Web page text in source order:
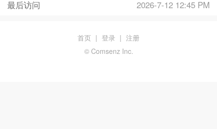
最后访问
2026-7-12 12:45 PM
首页 | 登录 | 注册
© Comsenz Inc.